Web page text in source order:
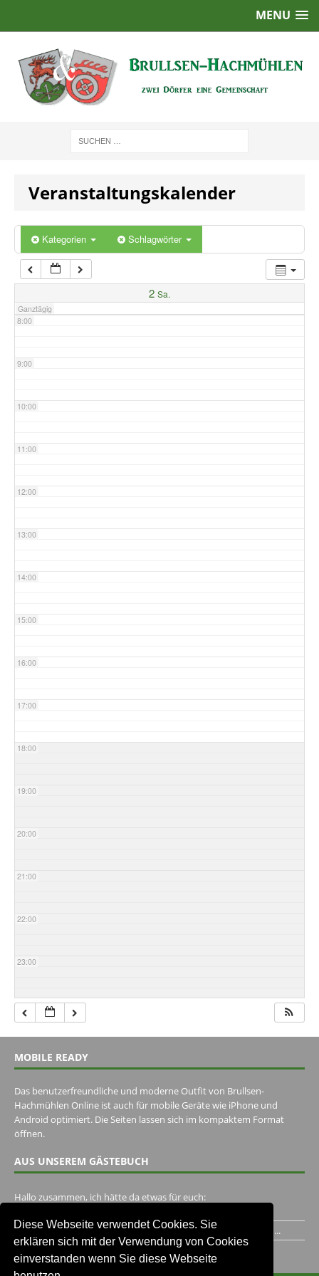
Diese Webseite verwendet Cookies. Sie
erklären sich mit der Verwendung von Cookies
einverstanden wenn Sie diese Webseite
MENU
Veranstaltungskalender
Kategorien Schlagwörter
2 Sa.
Ganztägig
2:00
5:00
7:00
8:00
9:00
10:00
11:00
12:00
13:00
14:00
15:00
16:00
17:00
18:00
19:00
20:00
21:00
22:00
23:00
MOBILE READY
Das benutzerfreundliche und moderne Outfit von Brullsen-
Hachmühlen Online ist auch für mobile Geräte wie iPhone und
Android optimiert. Die Seiten lassen sich im kompaktem Format
öffnen.
AUS UNSEREM GÄSTEBUCH
Hallo zusammen, ich hätte da etwas für euch:
Ich habe ein Jahr im Gasthaus Hugo Pape verbracht..Habe ihn...
Unser Gästebuch besuchen